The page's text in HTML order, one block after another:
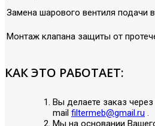
Замена шарового вентиля подачи
Монтаж клапана защиты от
КАК ЭТО РАБОТАЕТ:
Вы делаете заказ
mail filtermeb@gmail.ru .
Мы на основании